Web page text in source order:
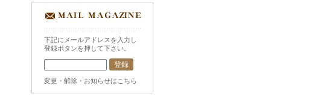
下記にメールアドレスを入力し
登録ボタンを押して下さい。
変更・解除・お知らせはこちら